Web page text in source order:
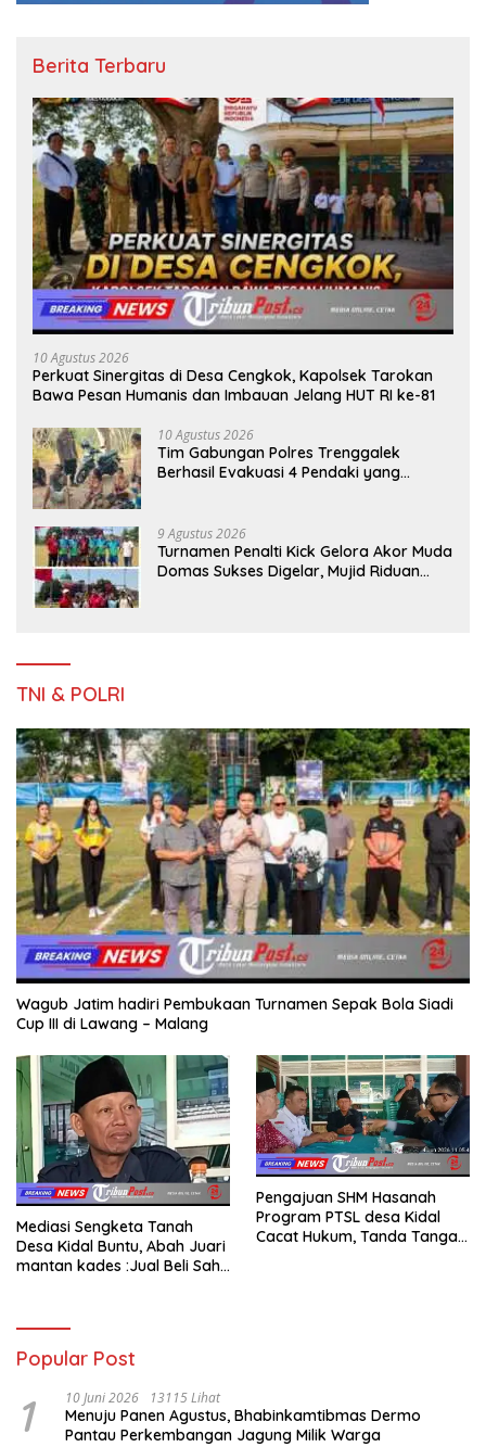
Berita Terbaru
10 Agustus 2026
Perkuat Sinergitas di Desa Cengkok, Kapolsek Tarokan
Bawa Pesan Humanis dan Imbauan Jelang HUT RI ke-81
10 Agustus 2026
Tim Gabungan Polres Trenggalek
Berhasil Evakuasi 4 Pendaki yang
9 Agustus 2026
Turnamen Penalti Kick Gelora Akor Muda
Domas Sukses Digelar, Mujid Riduan
TNI & POLRI
Wagub Jatim hadiri Pembukaan Turnamen Sepak Bola Siadi
Cup III di Lawang – Malang
Mediasi Sengketa Tanah
Desa Kidal Buntu, Abah Juari
mantan kades :Jual Beli Sah,
Membatalkan Hak Warga.
Pengajuan SHM Hasanah
Program PTSL desa Kidal
Cacat Hukum, Tanda Tangan
Popular Post
1 10 Juni 2026 13115 Lihat
Menuju Panen Agustus, Bhabinkamtibmas Dermo
Pantau Perkembangan Jagung Milik Warga